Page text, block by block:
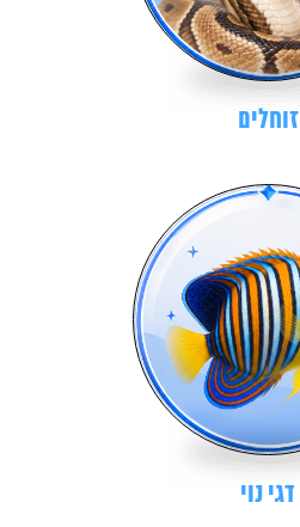
זוחלים
דגי נוי